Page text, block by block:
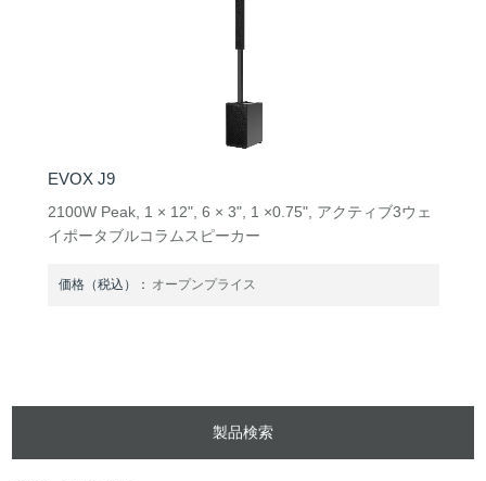
EVOX J9
2100W Peak, 1 × 12", 6 × 3", 1 ×0.75", アクティブ3ウェ
イポータブルコラムスピーカー
価格（税込）： オープンプライス
製品検索